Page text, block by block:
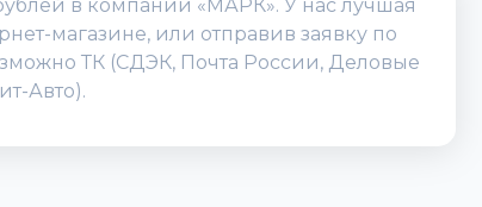
в компании «МАРК». У нас лучшая
магазине, или отправив заявку по
ТК (СДЭК, Почта России, Деловые
Авто).